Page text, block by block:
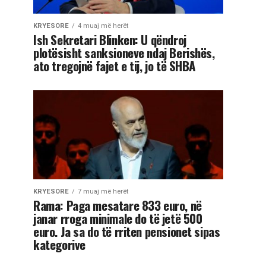
KRYESORE 4 muaj më herët
Ish Sekretari Blinken: U qëndroj
plotësisht sanksioneve ndaj Berishës,
ato tregojnë fajet e tij, jo të SHBA
KRYESORE 7 muaj më herët
Rama: Paga mesatare 833 euro, në
janar rroga minimale do të jetë 500
euro. Ja sa do të rriten pensionet sipas
kategorive